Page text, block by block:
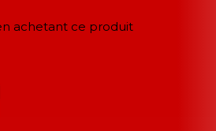
achetant ce produit